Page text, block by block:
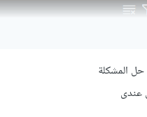
المشكلة
عندى